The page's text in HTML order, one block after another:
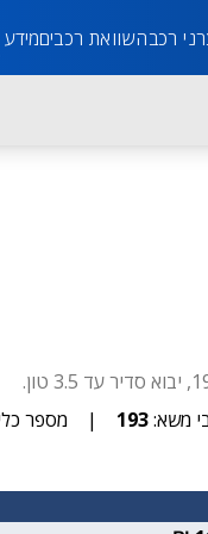
רכבהשוואת רכביםמידע
193
|
מספר